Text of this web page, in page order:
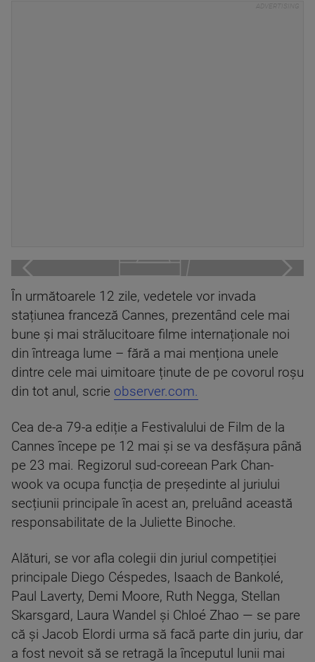
În următoarele 12 zile, vedetele vor invada
stațiunea franceză Cannes, prezentând cele mai
bune și mai strălucitoare filme internaționale noi
din întreaga lume – fără a mai menționa unele
dintre cele mai uimitoare ținute de pe covorul roșu
din tot anul, scrie observer.com.
Cea de-a 79-a ediție a Festivalului de Film de la
Cannes începe pe 12 mai și se va desfășura până
pe 23 mai. Regizorul sud-coreean Park Chan-
wook va ocupa funcția de președinte al juriului
secțiunii principale în acest an, preluând această
responsabilitate de la Juliette Binoche.
Alături, se vor afla colegii din juriul competiției
principale Diego Céspedes, Isaach de Bankolé,
Paul Laverty, Demi Moore, Ruth Negga, Stellan
Skarsgard, Laura Wandel și Chloé Zhao — se pare
că și Jacob Elordi urma să facă parte din juriu, dar
a fost nevoit să se retragă la începutul lunii mai